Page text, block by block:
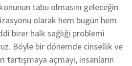
tabu olmasını geleceğin
olarak hem bugün hem
birer halk sağlığı problemi
Böyle bir dönemde cinsellik ve
tartışmaya açmayı, insanların